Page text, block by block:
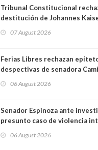
Tribunal Constitucional
destitución de Johannes
justicia constitucional porque
07 August 2026
Ferias Libres rechazan
despectivas de senadora
06 August 2026
Senador Espinoza ante
presunto caso de violencia
antecedentes a Tribunal
06 August 2026